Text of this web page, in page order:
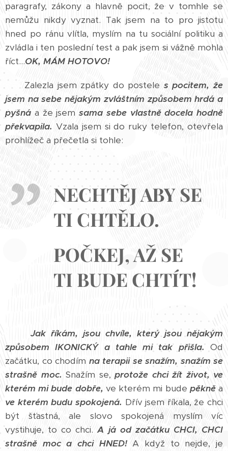
paragrafy, zákony a hlavně pocit, že v tomhle se
nemůžu nikdy vyznat. Tak jsem na to pro jistotu
hned po ránu vlítla, myslím na tu sociální politiku a
zvládla i ten poslední test a pak jsem si vážně mohla
říct...OK, MÁM HOTOVO!
Zalezla jsem zpátky do postele s pocitem, že
jsem na sebe nějakým zvláštním způsobem hrdá a
pyšná a že jsem sama sebe vlastně docela hodně
překvapila. Vzala jsem si do ruky telefon, otevřela
prohlížeč a přečetla si tohle:
NECHTĚJ ABY SE
TI CHTĚLO.
POČKEJ, AŽ SE
TI BUDE CHTÍT!
Jak říkám, jsou chvíle, který jsou nějakým
způsobem IKONICKÝ a tahle mi tak přišla. Od
začátku, co chodím na terapii se snažím, snažím se
strašně moc. Snažím se, protože chci žít život, ve
kterém mi bude dobře, ve kterém mi bude pěkněa
ve kterém budu spokojená. Dřív jsem říkala, že chci
být šťastná, ale slovo spokojená myslím víc
vystihuje, to co chci.A já od začátku CHCI, CHCI
strašně moc a chci HNED! A když to nejde, je